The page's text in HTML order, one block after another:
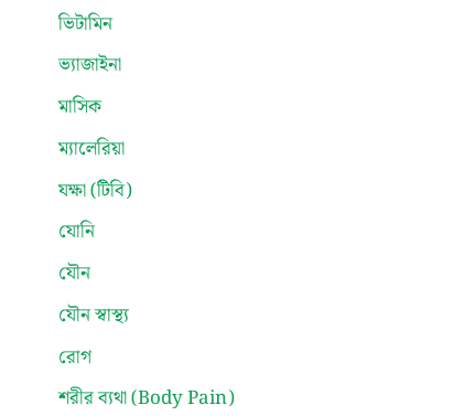
ভিটামিন
ভ্যাজাইনা
মাসিক
ম্যালেরিয়া
যক্ষা (টিবি)
যোনি
যৌন
যৌন স্বাস্থ্য
রোগ
শরীর ব্যথা (Body Pain)